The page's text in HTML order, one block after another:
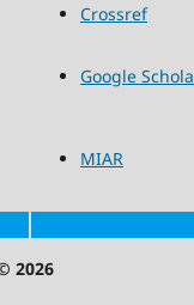
Crossref
Google
MIAR
2026